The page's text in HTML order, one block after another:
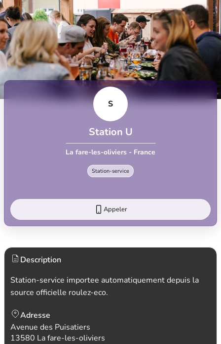
S
Station U
La fare-les-oliviers - France
Station-service
Appeler
Description
Station-service importee automatiquement depuis la
source officielle roulez-eco.
Adresse
Avenue des Puisatiers
13580 La fare-les-oliviers